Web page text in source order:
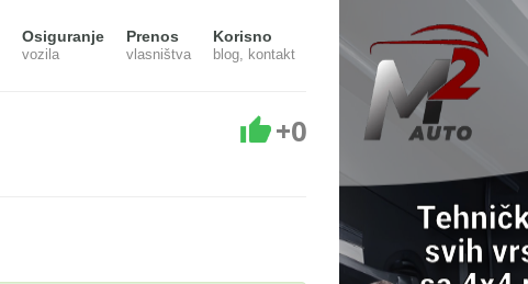
Osiguranje
vozila
Prenos
vlasništva
Korisno
blog, kontakt
+0